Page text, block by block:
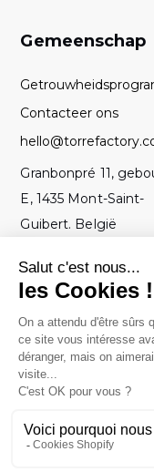
Gemeenschap
Contacteer ons
Granbonpré 11,
E, 1435 Mont-Saint-
Guibert. België
2019 Torrefactory
Project - Alle
rechten